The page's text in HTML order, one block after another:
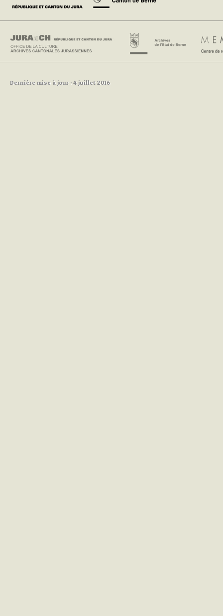
Dernière mise à jour : 4 juillet 2016